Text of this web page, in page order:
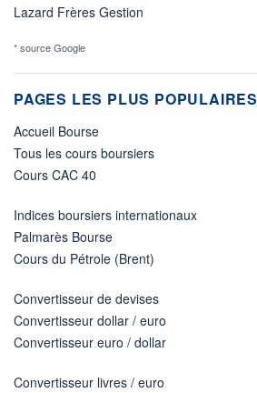
Lazard Frères Gestion
* source Google
PAGES LES PLUS POPULAIRES
Accueil Bourse
Tous les cours boursiers
Cours CAC 40
Indices boursiers internationaux
Palmarès Bourse
Cours du Pétrole (Brent)
Convertisseur de devises
Convertisseur dollar / euro
Convertisseur euro / dollar
Convertisseur livres / euro